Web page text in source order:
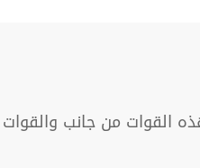
القوات من جانب والقوات